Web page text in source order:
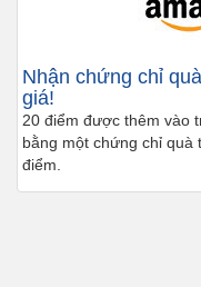
Nhận chứng chỉ
giá!
20 điểm được thêm vào
bằng một chứng chỉ quà
điểm.